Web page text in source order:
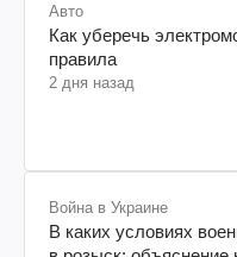
Авто
Как уберечь
правила
2 дня назад
Война в Украине
В каких условиях